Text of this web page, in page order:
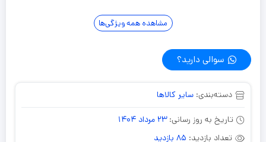
مشاهده همه ویژگی‌ها
سوالی دارید؟
دسته‌بندی: سایر کالاها
تاریخ به روز رسانی:23 مرداد 1404
تعداد بازدید: 85 بازدید